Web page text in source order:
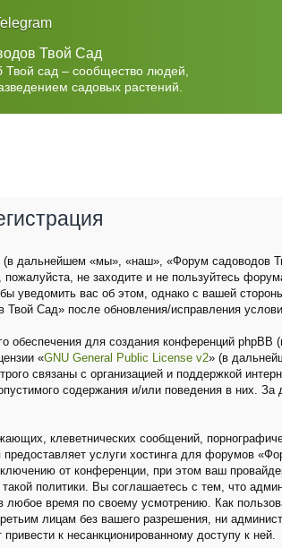
Твой Сад
Твой сад – сообщество людей,
садовых растений.
дальнейшем «мы», «наш», «Форум садоводов
не заходите и не пользуйтесь
уведомить вас об этом, однако с вашей
Сад» после обновления/исправления
для создания конференций
«GNU General Public License v2» (в
связаны с организацией и поддержкой
содержания и/или поведения в них.
клеветнических сообщений,
услуги хостинга для форумов
от конференции, при этом ваш
политики. Вы соглашаетесь с тем, что
любое время по своему усмотрению. Как
лицам без вашего разрешения, ни
к несанкционированному доступу к ней.